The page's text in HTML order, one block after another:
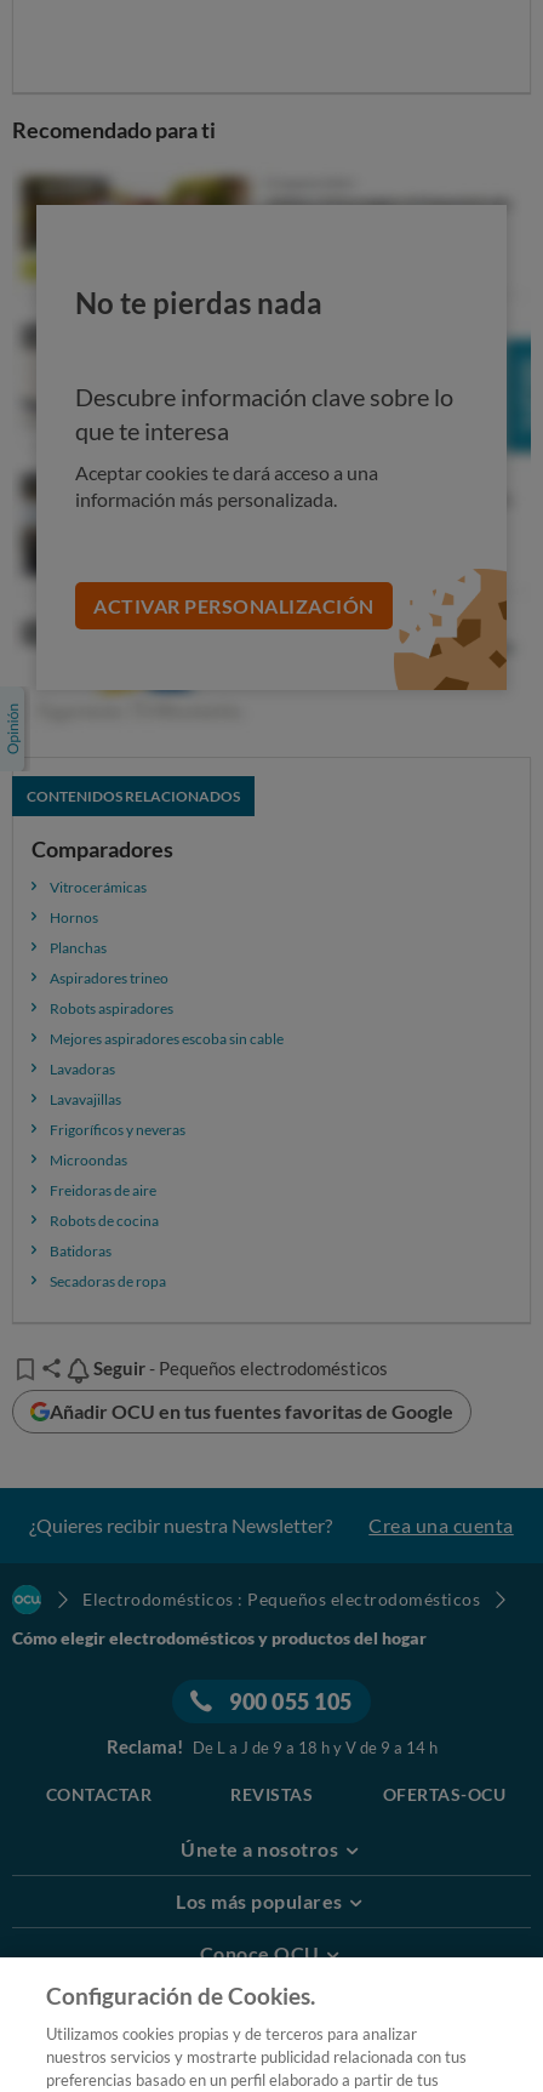
Recomendado para ti
No te pierdas nada
Descubre información clave sobre lo
que te interesa
Aceptar cookies te dará acceso a una
información más personalizada.
ACTIVAR PERSONALIZACIÓN
CONTENIDOS RELACIONADOS
Comparadores
Vitrocerámicas
Hornos
Planchas
Aspiradores trineo
Robots aspiradores
Mejores aspiradores escoba sin cable
Lavadoras
Lavavajillas
Frigoríficos y neveras
Microondas
Freidoras de aire
Robots de cocina
Batidoras
Secadoras de ropa
Seguir
Seguir - Pequeños electrodomésticos
Añadir OCU en tus fuentes favoritas de Google
¿Quieres recibir nuestra Newsletter? Crea una cuenta
Electrodomésticos : Pequeños electrodomésticos
Cómo elegir electrodomésticos y productos del hogar
900 055 105
Reclama! De L a J de 9 a 18 h y V de 9 a 14 h
CONTACTAR REVISTAS OFERTAS-OCU
Únete a nosotros
Los más populares
Conoce OCU
Más Información
© 2026 OCU
Configuración de Cookies.
Utilizamos cookies propias y de terceros para analizar
nuestros servicios y mostrarte publicidad relacionada con tus
preferencias basado en un perfil elaborado a partir de tus